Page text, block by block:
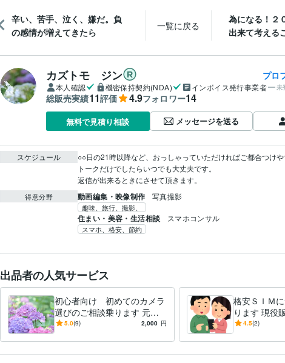
辛い、苦手、泣く、嫌だ。負
の感情が増えてきたら
一覧に戻る
為になる！２
出来て考える
カズトモ ジン プロ
本人確認 機密保持契約(NDA) インボイス発行事業者 未
総販売実績11評価 4.9フォロワー14
無料で見積り相談 メッセージを送る
スケジュール
○○日の21時以降など、おっしゃっていただければご都合つけや
トークだけでしたらいつでも大丈夫です。
返信が出来るときにさせて頂きます。
得意分野 動画編集・映像制作 写真撮影
趣味、旅行、撮影、
住まい・美容・生活相談 スマホコンサル
スマホ、格安、節約
出品者の人気サービス
初心者向け 初めてのカメラ
選びのご相談乗ります 元カ
メラ販売員がユーザー目線で
5.0(9) 2,000 円
格安ＳＩＭ
ります 現役
線でお答え致
4.5(2)